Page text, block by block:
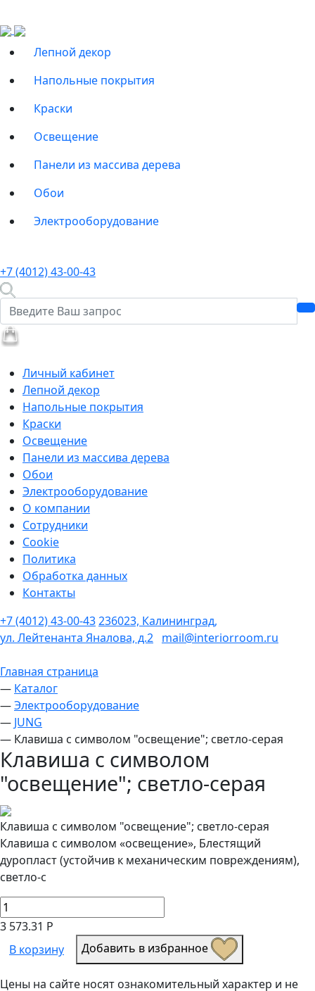
Лепной декор
Напольные покрытия
Краски
Освещение
Панели из массива дерева
Обои
Электрооборудование
+7 (4012) 43-00-43
Личный кабинет
Лепной декор
Напольные покрытия
Краски
Освещение
Панели из массива дерева
Обои
Электрооборудование
О компании
Сотрудники
Cookie
Политика
Обработка данных
Контакты
+7 (4012) 43-00-43236023, Калининград,
ул. Лейтенанта Яналова, д.2 mail@interiorroom.ru
Главная страница
— Каталог
—Электрооборудование
— JUNG
— Клавиша с символом "освещение"; светло-серая
Клавиша с символом
"освещение"; светло-серая
Клавиша с символом "освещение"; светло-серая
Клавиша с символом «освещение», Блестящий
дуропласт (устойчив к механическим повреждениям),
светло-с
3 573.31 Р
В корзину
Добавить в избранное
Цены на сайте носят ознакомительный характер и не